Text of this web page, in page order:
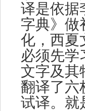
译是依据
字典》做
化，西夏
必须先学
文字及其
翻译了六
试译。就